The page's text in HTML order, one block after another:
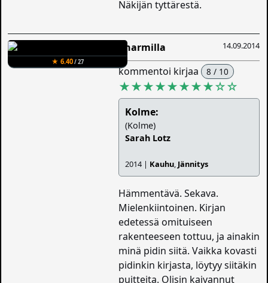
Näkijän tyttärestä.
★ 6.40/ 27
14.09.2014
Charmilla
kommentoi kirjaa 8 / 10
★★★★★★★★☆☆
Kolme:
(Kolme)
Sarah Lotz
2014 | Kauhu, Jännitys
Hämmentävä. Sekava.
Mielenkiintoinen. Kirjan
edetessä omituiseen
rakenteeseen tottuu, ja ainakin
minä pidin siitä. Vaikka kovasti
pidinkin kirjasta, löytyy siitäkin
puitteita. Olisin kaivannut